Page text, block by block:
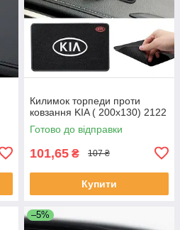
Килимок торпеди проти
ковзання KIA ( 200x130) 2122
Готово до відправки
101,65 ₴ 107 ₴
Купити
–5%